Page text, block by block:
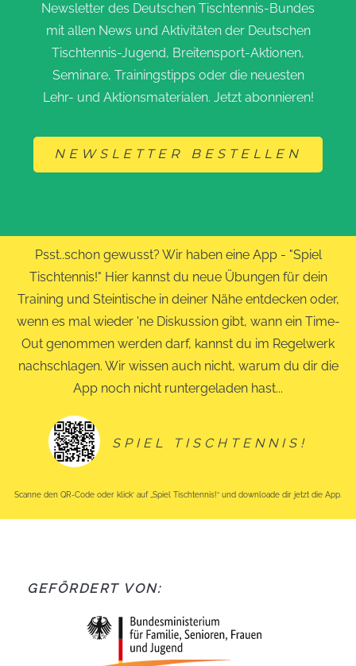
Newsletter des Deutschen Tischtennis-Bundes
mit allen News und Aktivitäten der Deutschen
Tischtennis-Jugend, Breitensport-Aktionen,
Seminare, Trainingstipps oder die neuesten
Lehr- und Aktionsmaterialen. Jetzt abonnieren!
NEWSLETTER BESTELLEN
Psst..schon gewusst? Wir haben eine App - "Spiel
Tischtennis!" Hier kannst du neue Übungen für dein
Training und Steintische in deiner Nähe entdecken oder,
wenn es mal wieder 'ne Diskussion gibt, wann ein Time-
Out genommen werden darf, kannst du im Regelwerk
nachschlagen. Wir wissen auch nicht, warum du dir die
App noch nicht runtergeladen hast...
SPIEL TISCHTENNIS!
Scanne den QR-Code oder klick‘ auf „Spiel Tischtennis!“ und downloade dir jetzt die App.
GEFÖRDERT VON: